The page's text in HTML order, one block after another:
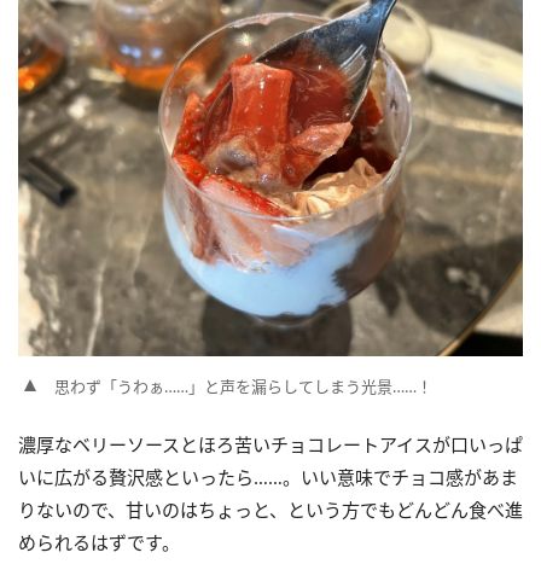
思わず「うわぁ……」と声を漏らしてしまう光景……！
濃厚なベリーソースとほろ苦いチョコレートアイスが口いっぱ
いに広がる贅沢感といったら……。いい意味でチョコ感があま
りないので、甘いのはちょっと、という方でもどんどん食べ進
められるはずです。